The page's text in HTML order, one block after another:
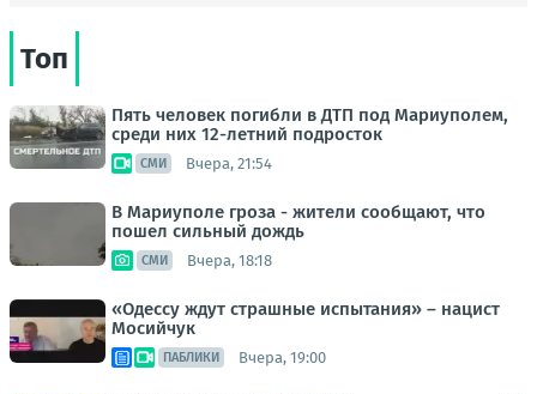
Топ
Пять человек погибли в ДТП под Мариуполем,
среди них 12-летний подросток
СМИ Вчера, 21:54
В Мариуполе гроза - жители сообщают, что
пошел сильный дождь
СМИ Вчера, 18:18
«Одессу ждут страшные испытания» – нацист
Мосийчук
ПАБЛИКИ Вчера, 19:00